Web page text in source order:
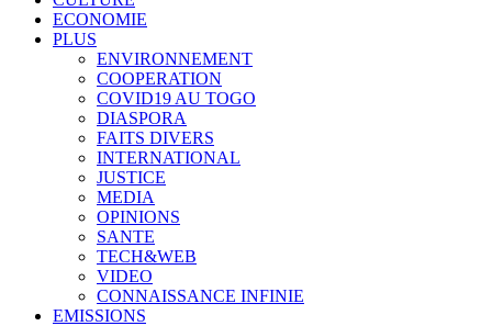
ECONOMIE
PLUS
ENVIRONNEMENT
COOPERATION
COVID19 AU TOGO
DIASPORA
FAITS DIVERS
INTERNATIONAL
JUSTICE
MEDIA
OPINIONS
SANTE
TECH&WEB
VIDEO
CONNAISSANCE INFINIE
EMISSIONS